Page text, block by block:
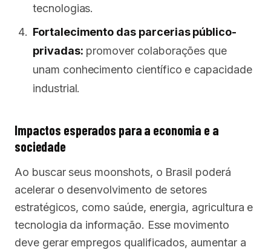
tecnologias.
Fortalecimento das parcerias público-
privadas: promover colaborações que
unam conhecimento científico e capacidade
industrial.
Impactos esperados para a economia e a
sociedade
Ao buscar seus moonshots, o Brasil poderá
acelerar o desenvolvimento de setores
estratégicos, como saúde, energia, agricultura e
tecnologia da informação. Esse movimento
deve gerar empregos qualificados, aumentar a